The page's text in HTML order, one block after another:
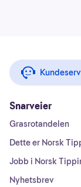
Snarveier
Grasrotandelen
Dette er Norsk
Jobb i Norsk
Nyhetsbrev